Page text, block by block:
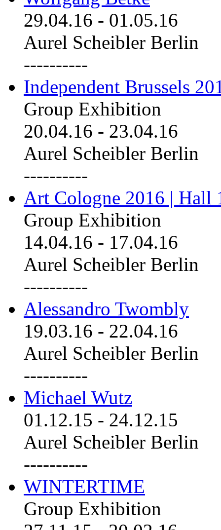
29.04.16 - 01.05.16
Aurel Scheibler Berlin
----------
Independent Brussels
Group Exhibition
20.04.16 - 23.04.16
Aurel Scheibler Berlin
----------
Art Cologne 2016 | Hall
Group Exhibition
14.04.16 - 17.04.16
Aurel Scheibler Berlin
----------
Alessandro Twombly
19.03.16 - 22.04.16
Aurel Scheibler Berlin
----------
Michael Wutz
01.12.15 - 24.12.15
Aurel Scheibler Berlin
----------
WINTERTIME
Group Exhibition